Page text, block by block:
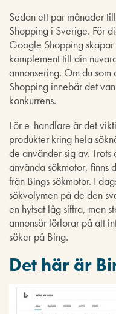
Sedan ett par månader
Shopping i Sverige. För
Google Shopping
komplement till din
annonsering. Om du
Shopping innebär det
konkurrens.
För e-handlare är det
produkter kring hela
de använder sig av.
använda sökmotor, finns
från Bings sökmotor. I
sökvolymen på de den
en hyfsat låg siffra, men
annonsör förlorar på att
söker på Bing.
Det här är